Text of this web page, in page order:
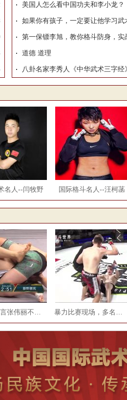
美国人怎么看中国功夫和李小龙？
如果你有孩子，一定要让他学习武
第一保镖李旭，教你格斗防身，实
道德 道理
八卦名家李秀人《中华武术三字经
名人--闫牧野 国际格斗名人--汪柯菡